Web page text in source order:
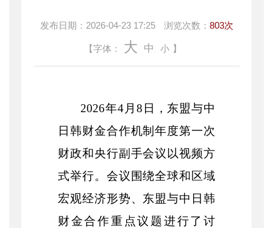
发布日期： 2026-04-23 17:25 浏览次数： 803次
【字体： 大 中 小 】
2026年4月8日，东盟与中
日韩财金合作机制年度第一次
财政和央行副手会议以视频方
式举行。会议围绕全球和区域
宏观经济形势、东盟与中日韩
财金合作重点议题进行了讨